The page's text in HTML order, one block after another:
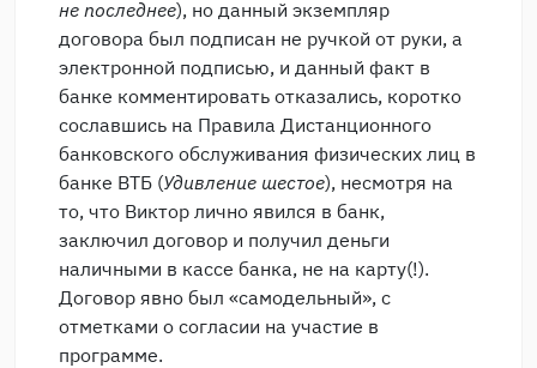
не последнее), но данный экземпляр
договора был подписан не ручкой от руки, а
электронной подписью, и данный факт в
банке комментировать отказались, коротко
сославшись на Правила Дистанционного
банковского обслуживания физических лиц в
банке ВТБ (Удивление шестое), несмотря на
то, что Виктор лично явился в банк,
заключил договор и получил деньги
наличными в кассе банка, не на карту(!).
Договор явно был «самодельный», с
отметками о согласии на участие в
программе.